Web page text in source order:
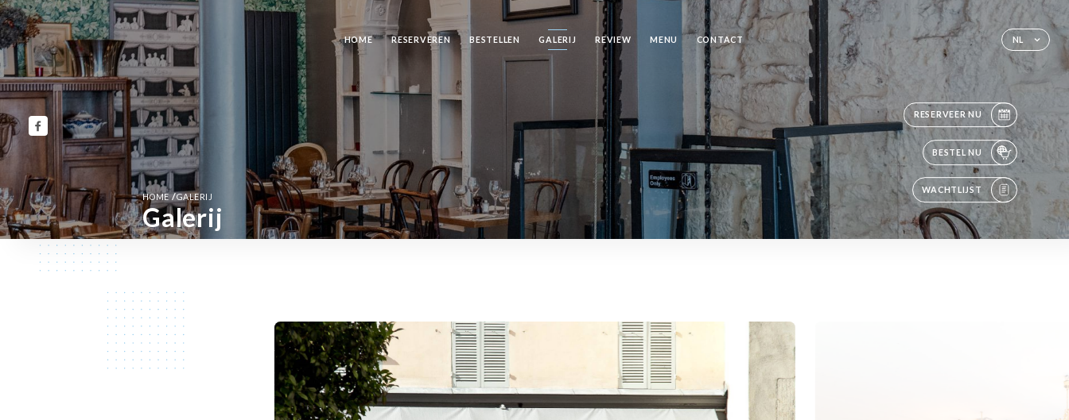
NL
HOME RESERVEREN BESTELLEN GALERIJ REVIEW MENU CONTACT
RESERVEER NU
BESTEL NU
WACHTLIJST
HOME /GALERIJ
Galerij